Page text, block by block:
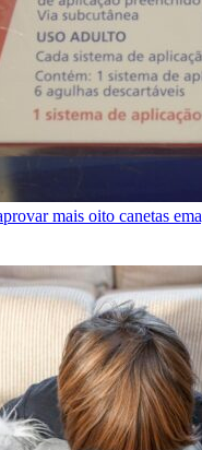
mais oito canetas